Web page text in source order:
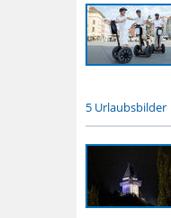
5 Urlaubsbilder